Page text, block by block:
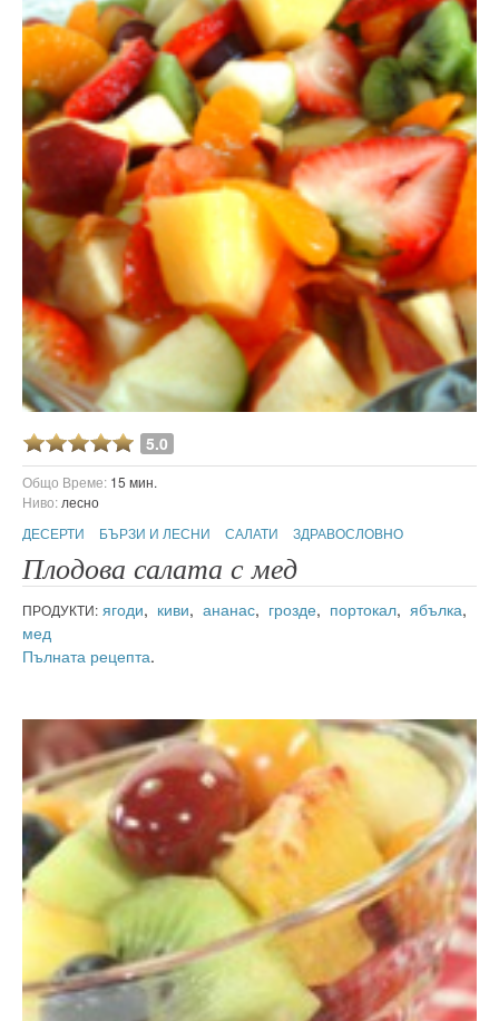
5.0
Общо Време: 15 мин.
Ниво: лесно
ДЕСЕРТИ
БЪРЗИ И ЛЕСНИ САЛАТИ ЗДРАВОСЛОВНО
Плодова салата с мед
ПРОДУКТИ: ягоди, киви, ананас, грозде, портокал, ябълка,
мед
Пълната рецепта.